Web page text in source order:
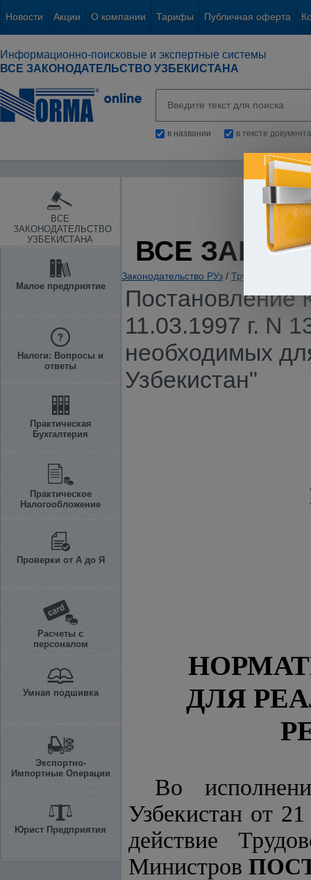
Новости Акции О компании Тарифы Публичная оферта
Информационно-поисковые и экспертные системы
ВСЕ ЗАКОНОДАТЕЛЬСТВО УЗБЕКИСТАНА
в названии в тексте документа
ВСЕ
ЗАКОНОДАТЕЛЬСТВО
УЗБЕКИСТАНА
Малое предприятие
Налоги: Вопросы и
ответы
Практическая
Бухгалтерия
Практическое
Налогообложение
Проверки от А до Я
Расчеты с
персоналом
Умная подшивка
Экспортно-
Импортные Операции
Юрист Предприятия
ВСЕ
Законодательство РУз / Труд и
Постановление
11.03.1997 г. N
необходимых
Узбекистан"
ДЛЯ
Во
Узбекистан от
действие
Министров